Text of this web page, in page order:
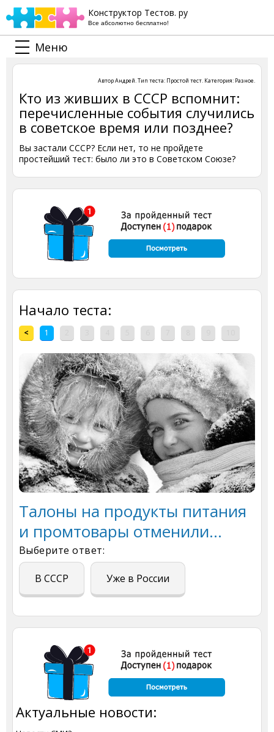
Конструктор Тестов. ру
Все абсолютно бесплатно!
Меню
АвторАндрей. Тип теста: Простой тест. Категория: Разное.
Кто из живших в СССР вспомнит:
перечисленные события случились
в советское время или позднее?
Вы застали СССР? Если нет, то не пройдете
простейший тест: было ли это в Советском Союзе?
Начало теста:
< 1
Талоны на продукты питания
и промтовары отменили…
Выберите ответ:
В СССР Уже в России
Актуальные новости: